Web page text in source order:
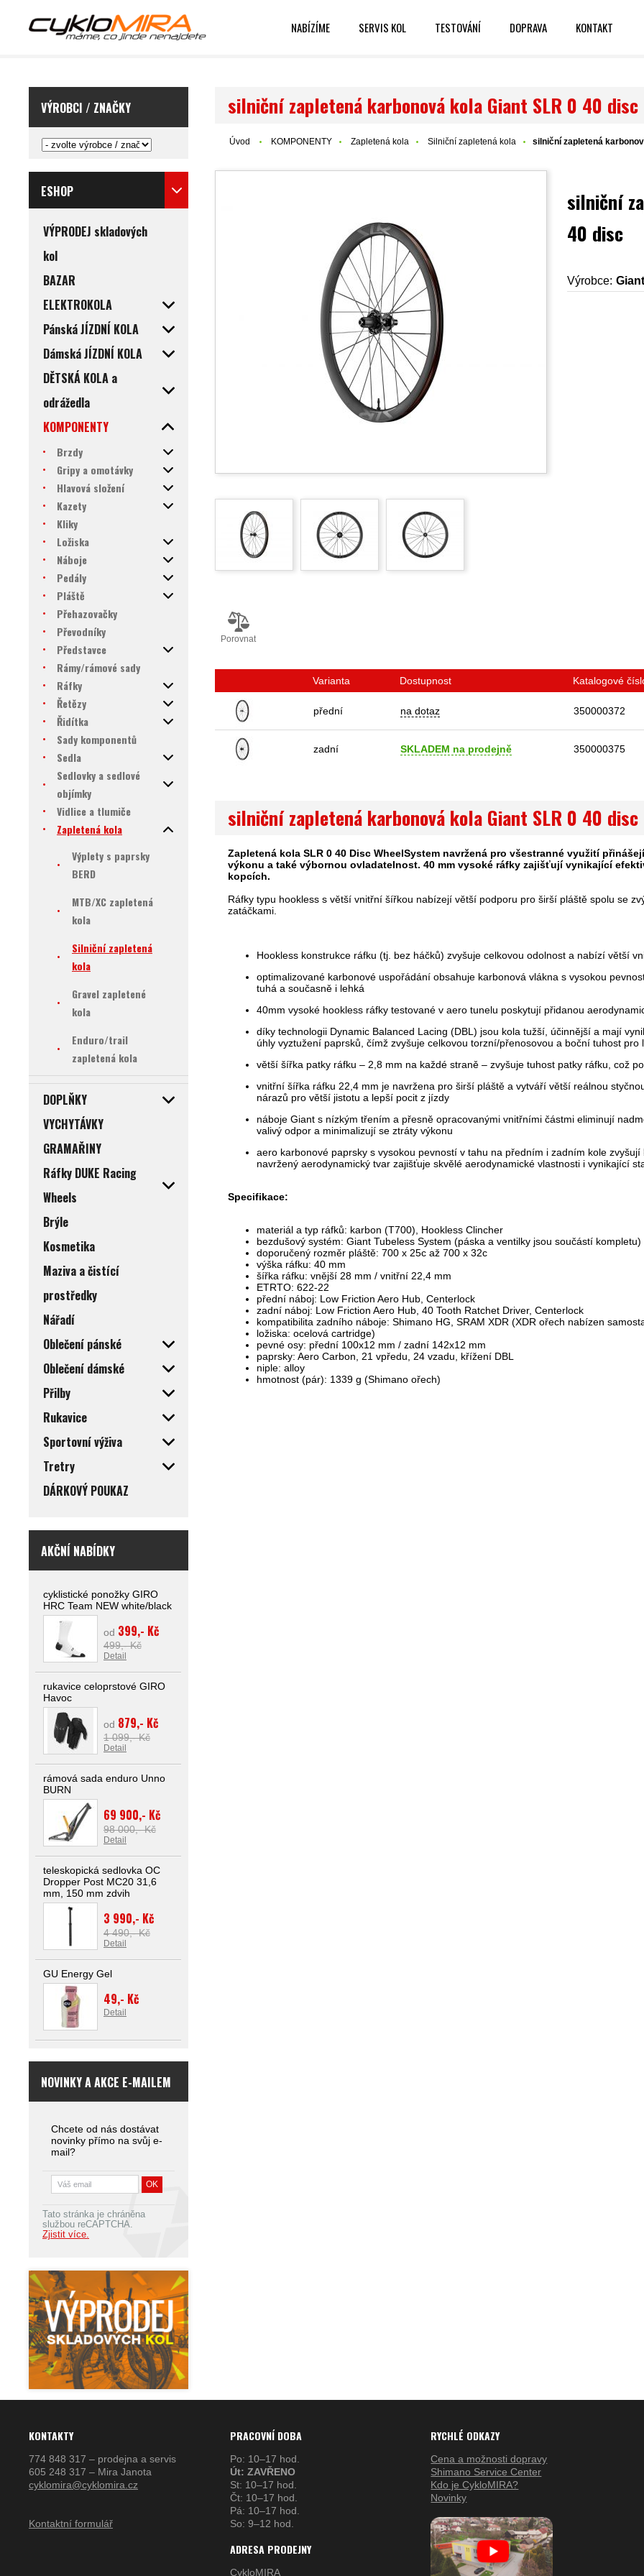
NABÍZÍME SERVIS KOL TESTOVÁNÍ DOPRAVA KONTAKT
VÝROBCI / ZNAČKY
ESHOP
VÝPRODEJ skladových
kol
BAZAR
ELEKTROKOLA
Pánská JÍZDNÍ KOLA
Dámská JÍZDNÍ KOLA
DĚTSKÁ KOLA a
odrážedla
KOMPONENTY
Brzdy
Gripy a omotávky
Hlavová složení
Kazety
Kliky
Ložiska
Náboje
Pedály
Pláště
Přehazovačky
Převodníky
Představce
Rámy/rámové sady
Ráfky
Řetězy
Řidítka
Sady komponentů
Sedla
Sedlovky a sedlové
objímky
Vidlice a tlumiče
Zapletená kola
Výplety s paprsky
BERD
MTB/XC zapletená
kola
Silniční zapletená
kola
Gravel zapletené
kola
Enduro/trail
zapletená kola
DOPLŇKY
VYCHYTÁVKY
GRAMAŘINY
Ráfky DUKE Racing
Wheels
Brýle
Kosmetika
Maziva a čistící
prostředky
Nářadí
Oblečení pánské
Oblečení dámské
Přilby
Rukavice
Sportovní výživa
Tretry
DÁRKOVÝ POUKAZ
AKČNÍ NABÍDKY
cyklistické ponožky GIRO
HRC Team NEW white/black
od 399,- Kč
499,- Kč
Detail
rukavice celoprstové GIRO
Havoc
od 879,- Kč
1 099,- Kč
Detail
rámová sada enduro Unno
BURN
69 900,- Kč
98 000,- Kč
Detail
teleskopická sedlovka OC
Dropper Post MC20 31,6
mm, 150 mm zdvih
3 990,- Kč
4 490,- Kč
Detail
GU Energy Gel
49,- Kč
Detail
NOVINKY A AKCE E-MAILEM
Chcete od nás dostávat
novinky přímo na svůj e-
mail?
Tato stránka je chráněna
službou reCAPTCHA.
Zjistit více.
silniční zapletená karbonová kola Giant SLR 0 40 disc
Úvod KOMPONENTY Zapletená kola Silniční zapletená kola silniční zapletená
silniční
40 disc
Výrobce: Giant
Porovnat
Varianta Dostupnost Katalogové
přední na dotaz 350000372
zadní SKLADEM na prodejně 350000375
silniční zapletená karbonová kola Giant SLR 0 40 disc
Zapletená kola SLR 0 40 Disc WheelSystem navržená pro všestranné využití
výkonu a také výbornou ovladatelnost. 40 mm vysoké ráfky zajišťují vynikající
kopcích.
Ráfky typu hookless s větší vnitřní šířkou nabízejí větší podporu pro širší pláště spolu se
zatáčkami.
Hookless konstrukce ráfku (tj. bez háčků) zvyšuje celkovou odolnost a nabízí větší
optimalizované karbonové uspořádání obsahuje karbonová vlákna s vysokou
tuhá a současně i lehká
40mm vysoké hookless ráfky testované v aero tunelu poskytují přidanou
díky technologii Dynamic Balanced Lacing (DBL) jsou kola tužší, účinnější a mají
úhly vyztužení paprsků, čímž zvyšuje celkovou torzní/přenosovou a boční tuhost pro
větší šířka patky ráfku – 2,8 mm na každé straně – zvyšuje tuhost patky ráfku, což
vnitřní šířka ráfku 22,4 mm je navržena pro širší pláště a vytváří větší reálnou
nárazů pro větší jistotu a lepší pocit z jízdy
náboje Giant s nízkým třením a přesně opracovanými vnitřními částmi eliminují
valivý odpor a minimalizují se ztráty výkonu
aero karbonové paprsky s vysokou pevností v tahu na předním i zadním kole
navržený aerodynamický tvar zajišťuje skvělé aerodynamické vlastnosti i vynikající
Specifikace:
materiál a typ ráfků: karbon (T700), Hookless Clincher
bezdušový systém: Giant Tubeless System (páska a ventilky jsou součástí kompletu)
doporučený rozměr pláště: 700 x 25c až 700 x 32c
výška ráfku: 40 mm
šířka ráfku: vnější 28 mm / vnitřní 22,4 mm
ETRTO: 622-22
přední náboj: Low Friction Aero Hub, Centerlock
zadní náboj: Low Friction Aero Hub, 40 Tooth Ratchet Driver, Centerlock
kompatibilita zadního náboje: Shimano HG, SRAM XDR (XDR ořech nabízen
ložiska: ocelová cartridge)
pevné osy: přední 100x12 mm / zadní 142x12 mm
paprsky: Aero Carbon, 21 vpředu, 24 vzadu, křížení DBL
niple: alloy
hmotnost (pár): 1339 g (Shimano ořech)
KONTAKTY
774 848 317 – prodejna a servis
605 248 317 – Mira Janota
cyklomira@cyklomira.cz
Kontaktní formulář
PRACOVNÍ DOBA
Po: 10–17 hod.
Út: ZAVŘENO
St: 10–17 hod.
Čt: 10–17 hod.
Pá: 10–17 hod.
So: 9–12 hod.
ADRESA PRODEJNY
CykloMIRA
RYCHLÉ ODKAZY
Cena a možnosti dopravy
Shimano Service Center
Kdo je CykloMIRA?
Novinky